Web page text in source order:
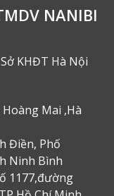
NANIBI
KHĐT Hà Nội
Mai ,Hà
Điền, Phố
Ninh Bình
1177,đường